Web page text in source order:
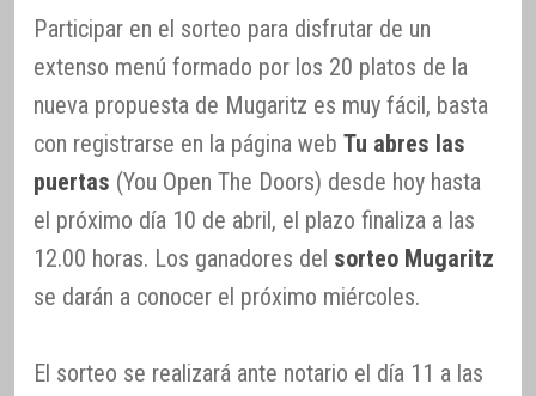
Participar en el sorteo para disfrutar de un
extenso menú formado por los 20 platos de la
nueva propuesta de Mugaritz es muy fácil, basta
con registrarse en la página web Tu abres las
puertas (You Open The Doors) desde hoy hasta
el próximo día 10 de abril, el plazo finaliza a las
12.00 horas. Los ganadores del sorteo Mugaritz
se darán a conocer el próximo miércoles.
El sorteo se realizará ante notario el día 11 a las